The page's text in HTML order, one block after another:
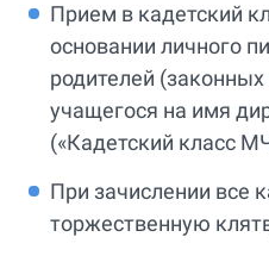
Прием в кадетский
основании личного
родителей
учащегося на имя
(«Кадетский класс
При зачислении все
торжественную